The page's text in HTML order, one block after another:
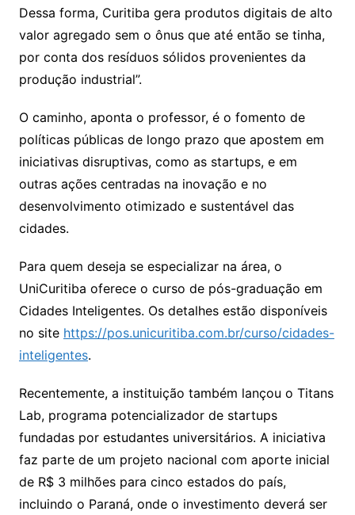
Dessa forma, Curitiba gera produtos digitais de alto
valor agregado sem o ônus que até então se tinha,
por conta dos resíduos sólidos provenientes da
produção industrial”.
O caminho, aponta o professor, é o fomento de
políticas públicas de longo prazo que apostem em
iniciativas disruptivas, como as startups, e em
outras ações centradas na inovação e no
desenvolvimento otimizado e sustentável das
cidades.
Para quem deseja se especializar na área, o
UniCuritiba oferece o curso de pós-graduação em
Cidades Inteligentes. Os detalhes estão disponíveis
no site https://pos.unicuritiba.com.br/curso/cidades-
inteligentes.
Recentemente, a instituição também lançou o Titans
Lab, programa potencializador de startups
fundadas por estudantes universitários. A iniciativa
faz parte de um projeto nacional com aporte inicial
de R$ 3 milhões para cinco estados do país,
incluindo o Paraná, onde o investimento deverá ser